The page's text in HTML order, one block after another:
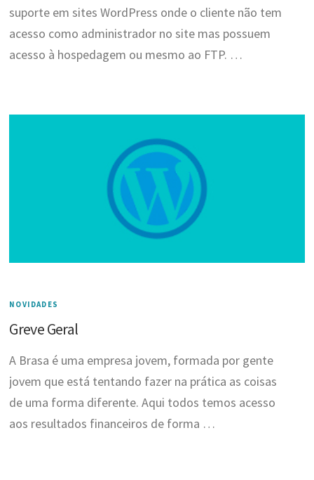
suporte em sites WordPress onde o cliente não tem
acesso como administrador no site mas possuem
acesso à hospedagem ou mesmo ao FTP. …
NOVIDADES
Greve Geral
A Brasa é uma empresa jovem, formada por gente
jovem que está tentando fazer na prática as coisas
de uma forma diferente. Aqui todos temos acesso
aos resultados financeiros de forma …